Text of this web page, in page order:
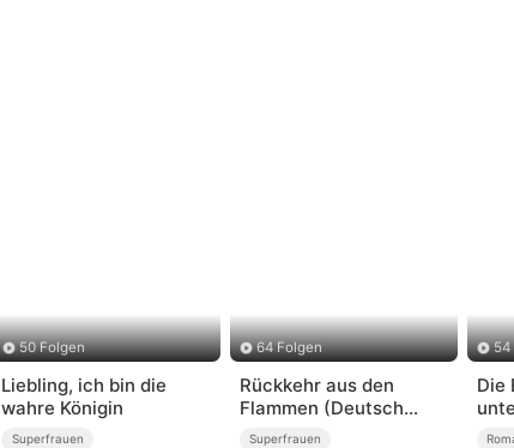
50 Folgen
Liebling, ich bin die
wahre Königin
Superfrauen
64 Folgen
Rückkehr aus den
Flammen (Deutsch
Synchronisiert)
Superfrauen
54
Die